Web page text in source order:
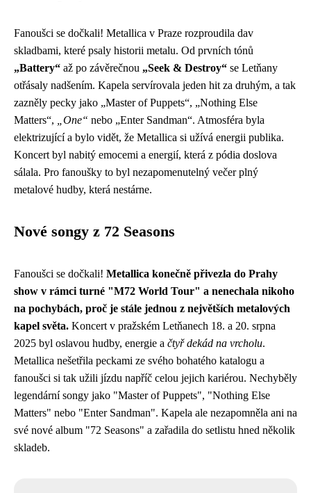
Fanoušci se dočkali! Metallica v Praze rozproudila dav
skladbami, které psaly historii metalu. Od prvních tónů
„Battery“ až po závěrečnou „Seek & Destroy“ se Letňany
otřásaly nadšením. Kapela servírovala jeden hit za druhým, a tak
zazněly pecky jako „Master of Puppets“, „Nothing Else
Matters“,
„One“ nebo „Enter Sandman“. Atmosféra byla
elektrizující a bylo vidět, že Metallica si užívá energii publika.
Koncert byl nabitý emocemi a energií, která z pódia doslova
sálala. Pro fanoušky to byl nezapomenutelný večer plný
metalové hudby, která nestárne.
Nové songy z 72 Seasons
Fanoušci se dočkali! Metallica konečně přivezla do Prahy
show v rámci turné "M72 World Tour" a nenechala nikoho
na pochybách, proč je stále jednou z největších metalových
kapel světa. Koncert v pražském Letňanech 18. a 20. srpna
2025 byl oslavou hudby, energie a čtyř dekád na vrcholu.
Metallica nešetřila peckami ze svého bohatého katalogu a
fanoušci si tak užili jízdu napříč celou jejich kariérou. Nechyběly
legendární songy jako "Master of Puppets", "Nothing Else
Matters" nebo "Enter Sandman". Kapela ale nezapomněla ani na
své nové album "72 Seasons" a zařadila do setlistu hned několik
skladeb.